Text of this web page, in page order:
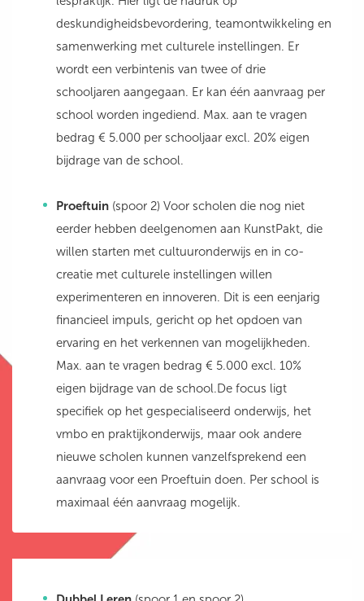
deskundigheidsbevordering, teamontwikkeling en
samenwerking met culturele instellingen. Er
wordt een verbintenis van twee of drie
schooljaren aangegaan. Er kan één aanvraag per
school worden ingediend. Max. aan te vragen
bedrag € 5.000 per schooljaar excl. 20% eigen
bijdrage van de school.
Proeftuin (spoor 2) Voor scholen die nog niet
eerder hebben deelgenomen aan KunstPakt, die
willen starten met cultuuronderwijs en in co-
creatie met culturele instellingen willen
experimenteren en innoveren. Dit is een eenjarig
financieel impuls, gericht op het opdoen van
ervaring en het verkennen van mogelijkheden.
Max. aan te vragen bedrag € 5.000 excl. 10%
eigen bijdrage van de school.De focus ligt
specifiek op het gespecialiseerd onderwijs, het
vmbo en praktijkonderwijs, maar ook andere
nieuwe scholen kunnen vanzelfsprekend een
aanvraag voor een Proeftuin doen. Per school is
maximaal één aanvraag mogelijk.